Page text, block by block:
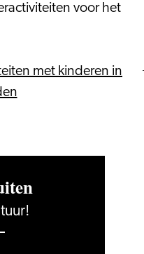
voor het
met kinderen in